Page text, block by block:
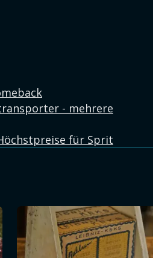
- mehrere
für Sprit